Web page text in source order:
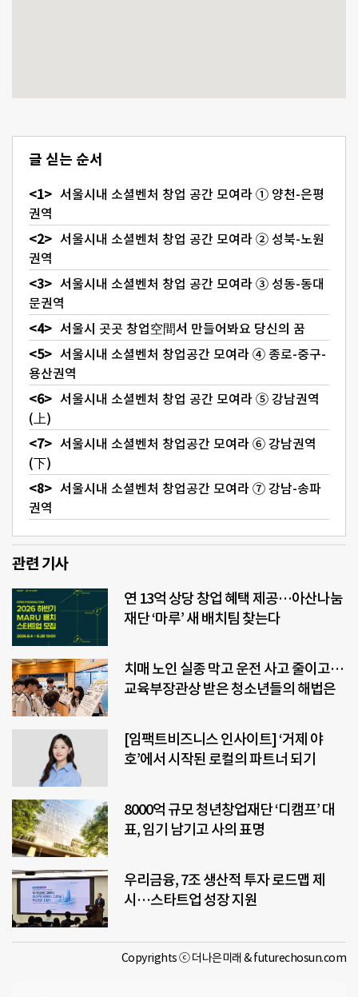
글 싣는 순서
서울시내 소셜벤처 창업 공간 모여라 ① 양천-은평
권역
서울시내 소셜벤처 창업 공간 모여라 ② 성북-노원
권역
서울시내 소셜벤처 창업 공간 모여라 ③ 성동-동대
문권역
서울시 곳곳 창업空間서 만들어봐요 당신의 꿈
서울시내 소셜벤처 창업공간 모여라 ④ 종로-중구-
용산권역
서울시내 소셜벤처 창업 공간 모여라 ⑤ 강남권역
(上)
서울시내 소셜벤처 창업공간 모여라 ⑥ 강남권역
(下)
서울시내 소셜벤처 창업공간 모여라 ⑦ 강남-송파
권역
관련 기사
연 13억 상당 창업 혜택 제공…아산나눔
재단 ‘마루’ 새 배치팀 찾는다
치매 노인 실종 막고 운전 사고 줄이고…
교육부장관상 받은 청소년들의 해법은
[임팩트비즈니스 인사이트] ‘거제 야
호’에서 시작된 로컬의 파트너 되기
8000억 규모 청년창업재단 ‘디캠프’ 대
표, 임기 남기고 사의 표명
우리금융, 7조 생산적 투자 로드맵 제
시…스타트업 성장 지원
Copyrights ⓒ 더나은미래 & futurechosun.com